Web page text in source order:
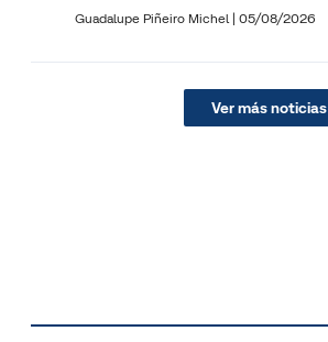
Guadalupe Piñeiro Michel | 05/08/2026
Ver más noticias